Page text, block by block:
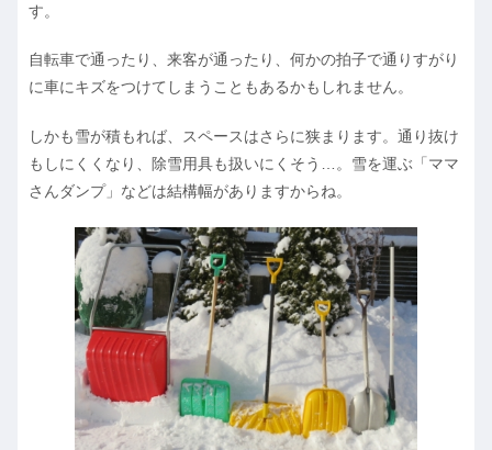
す。
自転車で通ったり、来客が通ったり、何かの拍子で通りすがり
に車にキズをつけてしまうこともあるかもしれません。
しかも雪が積もれば、スペースはさらに狭まります。通り抜け
もしにくくなり、除雪用具も扱いにくそう…。雪を運ぶ「ママ
さんダンプ」などは結構幅がありますからね。